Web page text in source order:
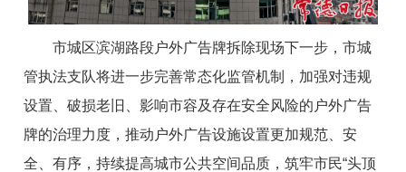
市城区滨湖路段户外广告牌拆除现场下一步，市城
管执法支队将进一步完善常态化监管机制，加强对违规
设置、破损老旧、影响市容及存在安全风险的户外广告
牌的治理力度，推动户外广告设施设置更加规范、安
全、有序，持续提高城市公共空间品质，筑牢市民“头顶